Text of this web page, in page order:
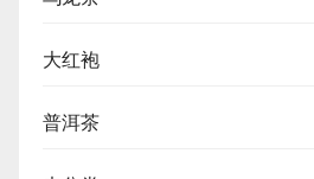
大红袍
普洱茶